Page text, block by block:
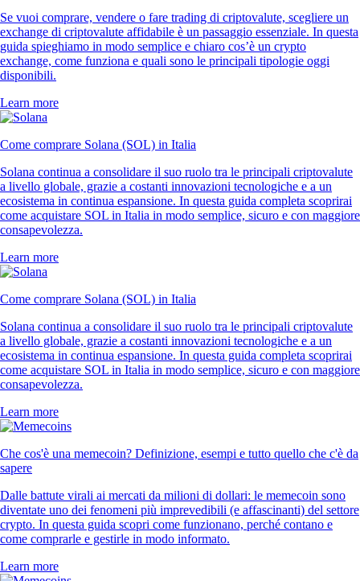
Se vuoi comprare, vendere o fare trading di criptovalute, scegliere un
exchange di criptovalute affidabile è un passaggio essenziale. In questa
guida spieghiamo in modo semplice e chiaro cos’è un crypto
exchange, come funziona e quali sono le principali tipologie oggi
disponibili.
Learn more
Come comprare Solana (SOL) in Italia
Solana continua a consolidare il suo ruolo tra le principali criptovalute
a livello globale, grazie a costanti innovazioni tecnologiche e a un
ecosistema in continua espansione. In questa guida completa scoprirai
come acquistare SOL in Italia in modo semplice, sicuro e con maggiore
consapevolezza.
Learn more
Come comprare Solana (SOL) in Italia
Solana continua a consolidare il suo ruolo tra le principali criptovalute
a livello globale, grazie a costanti innovazioni tecnologiche e a un
ecosistema in continua espansione. In questa guida completa scoprirai
come acquistare SOL in Italia in modo semplice, sicuro e con maggiore
consapevolezza.
Learn more
Che cos'è una memecoin? Definizione, esempi e tutto quello che c'è da
sapere
Dalle battute virali ai mercati da milioni di dollari: le memecoin sono
diventate uno dei fenomeni più imprevedibili (e affascinanti) del settore
crypto. In questa guida scopri come funzionano, perché contano e
come comprarle e gestirle in modo informato.
Learn more